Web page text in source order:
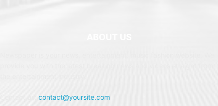
contact@yoursite.com